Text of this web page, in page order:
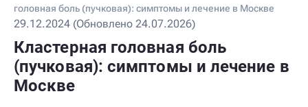
головная боль (пучковая): симптомы и лечение в Москве
29.12.2024 (Обновлено 24.07.2026)
Кластерная головная боль
(пучковая): симптомы и лечение в
Москве